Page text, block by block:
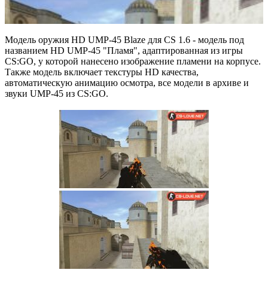
Модель оружия HD UMP-45 Blaze для CS 1.6 - модель под
названием HD UMP-45 "Пламя", адаптированная из игры
CS:GO, у которой нанесено изображение пламени на корпусе.
Также модель включает текстуры HD качества,
автоматическую анимацию осмотра, все модели в архиве и
звуки UMP-45 из CS:GO.